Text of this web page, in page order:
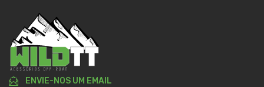
ENVIE-NOS UM EMAIL